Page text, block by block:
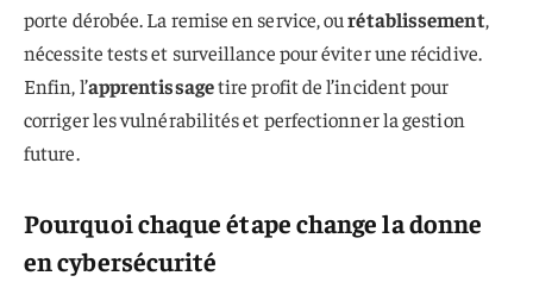
porte dérobée. La remise en service, ourétablissement,
nécessite tests et surveillance pour éviter une récidive.
Enfin, l’apprentissagetire profit de l’incident pour
corriger les vulnérabilités et perfectionner la gestion
future.
Pourquoi chaque étape change la donne
en cybersécurité